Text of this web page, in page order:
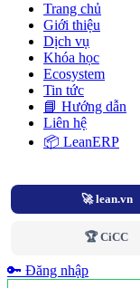
Trang chủ
Giới thiệu
Dịch vụ
Khóa học
Ecosystem
Tin tức
📘 Hướng dẫn
Liên hệ
📦 LeanERP
🚀 lean.vn
🏆 CiCC
🔑 Đăng nhập